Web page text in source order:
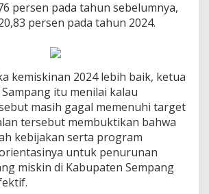
persen pada tahun sebelumnya,
persen pada tahun 2024.
kemiskinan 2024 lebih baik, ketua
Sampang itu menilai kalau
masih gagal memenuhi target
tersebut membuktikan bahwa
kebijakan serta program
untuk penurunan
miskin di Kabupaten Sempang